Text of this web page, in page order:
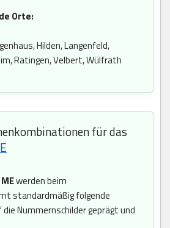
Orte:
Hilden, Langenfeld,
Ratingen, Velbert, Wülfrath
für das
MEwerden beim
standardmäßig folgende
Nummernschilder geprägt und